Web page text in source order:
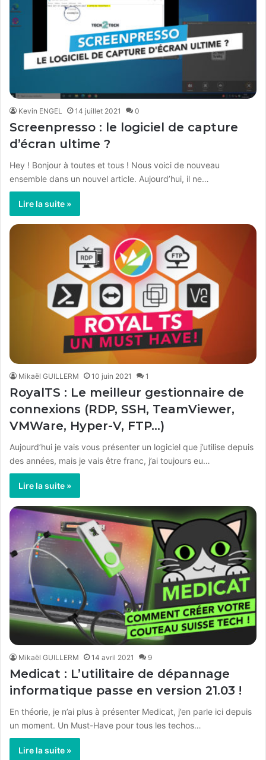
Kevin ENGEL 14 juillet 2021 0
Screenpresso : le logiciel de capture
d’écran ultime ?
Hey ! Bonjour à toutes et tous ! Nous voici de nouveau
ensemble dans un nouvel article. Aujourd’hui, il ne…
Lire la suite »
Mikaël GUILLERM 10 juin 2021 1
RoyalTS : Le meilleur gestionnaire de
connexions (RDP, SSH, TeamViewer,
VMWare, Hyper-V, FTP…)
Aujourd’hui je vais vous présenter un logiciel que j’utilise depuis
des années, mais je vais être franc, j’ai toujours eu…
Lire la suite »
Mikaël GUILLERM 14 avril 2021 9
Medicat : L’utilitaire de dépannage
informatique passe en version 21.03 !
En théorie, je n’ai plus à présenter Medicat, j’en parle ici depuis
un moment. Un Must-Have pour tous les techos…
Lire la suite »